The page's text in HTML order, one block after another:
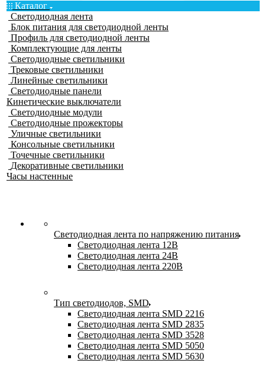
Каталог
Светодиодная лента
Блок питания для светодиодной ленты
Профиль для светодиодной ленты
Комплектующие для ленты
Светодиодные светильники
Трековые светильники
Линейные светильники
Светодиодные панели
Кинетические выключатели
Светодиодные модули
Светодиодные прожекторы
Уличные светильники
Консольные светильники
Точечные светильники
Декоративные светильники
Часы настенные
Светодиодная лента по напряжению питания
Светодиодная лента 12В
Светодиодная лента 24В
Светодиодная лента 220В
Тип светодиодов, SMD
Cветодиодная лента SMD 2216
Светодиодная лента SMD 2835
Светодиодная лента SMD 3528
Светодиодная лента SMD 5050
Светодиодная лента SMD 5630